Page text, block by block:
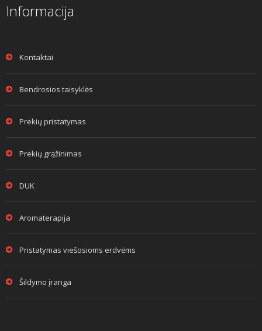
Informacija
Kontaktai
Bendrosios taisyklės
Prekių pristatymas
Prekių grąžinimas
DUK
Aromaterapija
Pristatymas viešosioms erdvėms
Šildymo įranga